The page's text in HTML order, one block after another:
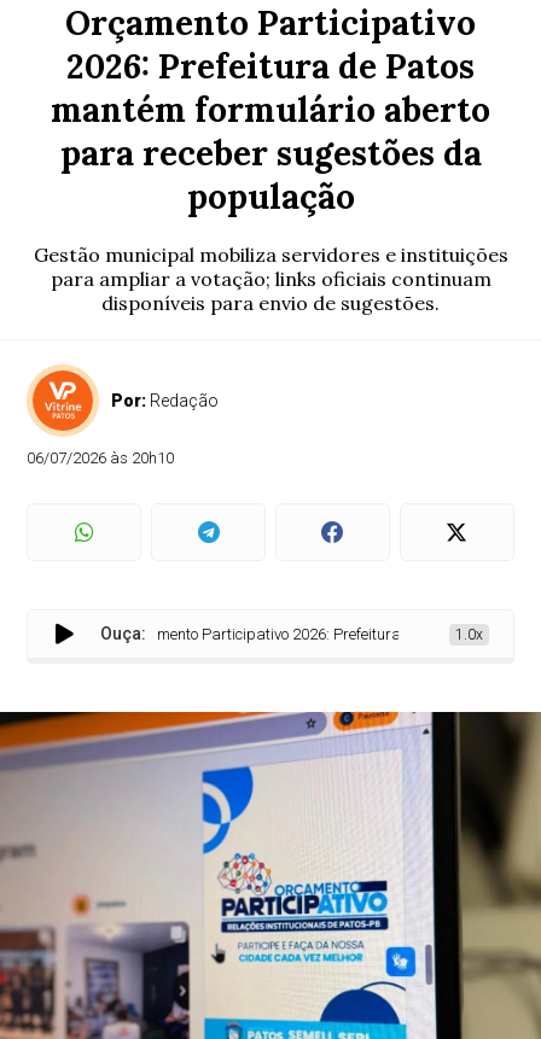
Orçamento Participativo
2026: Prefeitura de Patos
mantém formulário aberto
para receber sugestões da
população
Gestão municipal mobiliza servidores e instituições
para ampliar a votação; links oficiais continuam
disponíveis para envio de sugestões.
Por: Redação
06/07/2026 às 20h10
Ouça:
Orçamento Participativo 2026: Prefeitura de Patos mantém1.0x